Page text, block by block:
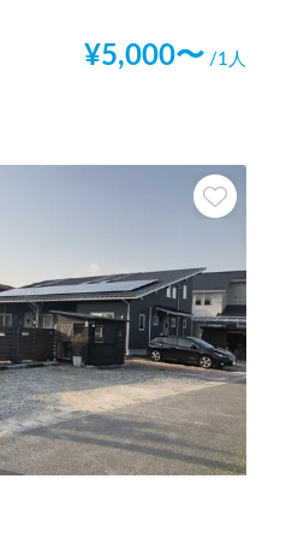
¥5,000〜 /1人